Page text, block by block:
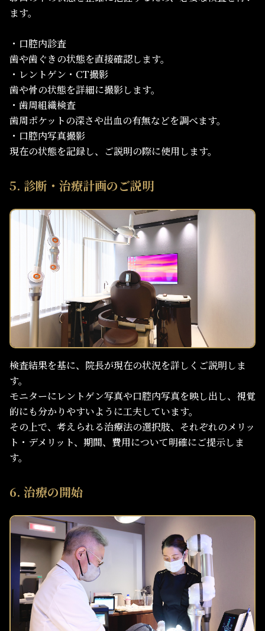
ます。
・口腔内診査
歯や歯ぐきの状態を直接確認します。
・レントゲン・CT撮影
歯や骨の状態を詳細に撮影します。
・歯周組織検査
歯周ポケットの深さや出血の有無などを調べます。
・口腔内写真撮影
現在の状態を記録し、ご説明の際に使用します。
5. 診断・治療計画のご説明
検査結果を基に、院長が現在の状況を詳しくご説明しま
す。
モニターにレントゲン写真や口腔内写真を映し出し、視覚
的にも分かりやすいように工夫しています。
その上で、考えられる治療法の選択肢、それぞれのメリッ
ト・デメリット、期間、費用について明確にご提示しま
す。
6. 治療の開始